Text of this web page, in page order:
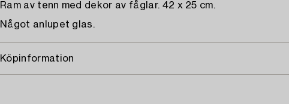
Ram av tenn med dekor av fåglar. 42 x 25 cm.
Något anlupet glas.
Köpinformation